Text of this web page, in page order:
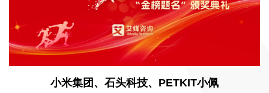
小米集团、石头科技、PETKIT小佩